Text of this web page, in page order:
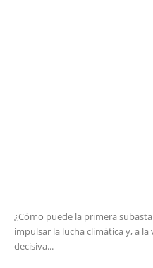
¿Cómo puede la primera
impulsar la lucha climática y, a
decisiva...